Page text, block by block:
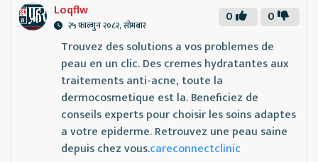
Loqflw
२५ फाल्गुन २०८२, सोमबार 0
0
Trouvez des solutions a vos problemes de
peau en un clic. Des cremes hydratantes aux
traitements anti-acne, toute la
dermocosmetique est la. Beneficiez de
conseils experts pour choisir les soins adaptes
a votre epiderme. Retrouvez une peau saine
depuis chez vous.careconnectclinic